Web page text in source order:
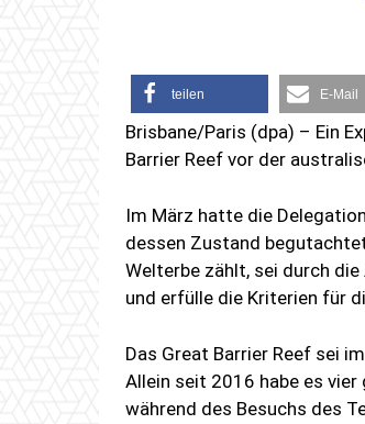
teilen E-Mail
Brisbane/Paris (dpa) – Ein
Barrier Reef vor der
Im März hatte die
dessen Zustand
Welterbe zählt, sei durch
und erfülle die Kriterien für
Das Great Barrier Reef sei
Allein seit 2016 habe es vier
während des Besuchs des